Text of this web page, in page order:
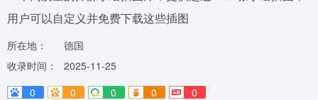
用户可以自定义并免费下载这些插图
所在地：
德国
收录时间：
2025-11-25
0
0 0 0 0